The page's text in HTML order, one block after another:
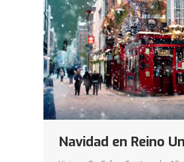
Navidad en Reino